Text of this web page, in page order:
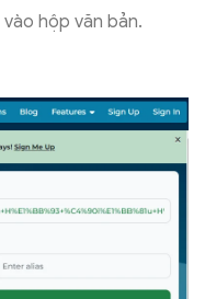
vào hộp văn bản.